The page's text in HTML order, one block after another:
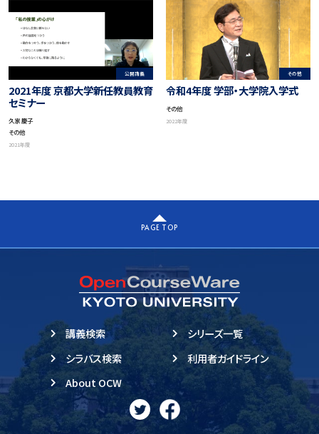
公開講義
2021年度 京都大学新任教員教育
セミナー
久家 慶子
その他
2021年度
その他
令和4年度 学部・大学院入学式
その他
2022年度
PAGE TOP
講義検索
シラバス検索
About OCW
シリーズ一覧
利用者ガイドライン